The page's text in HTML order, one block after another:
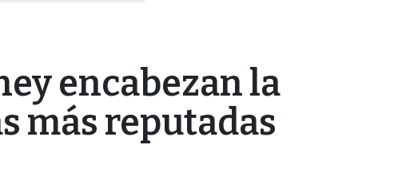
encabezan la
más reputadas